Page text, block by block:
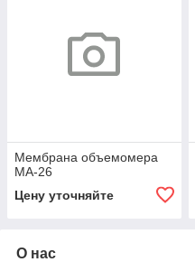
Мембрана объемомера
МА-26
Цену уточняйте
О нас